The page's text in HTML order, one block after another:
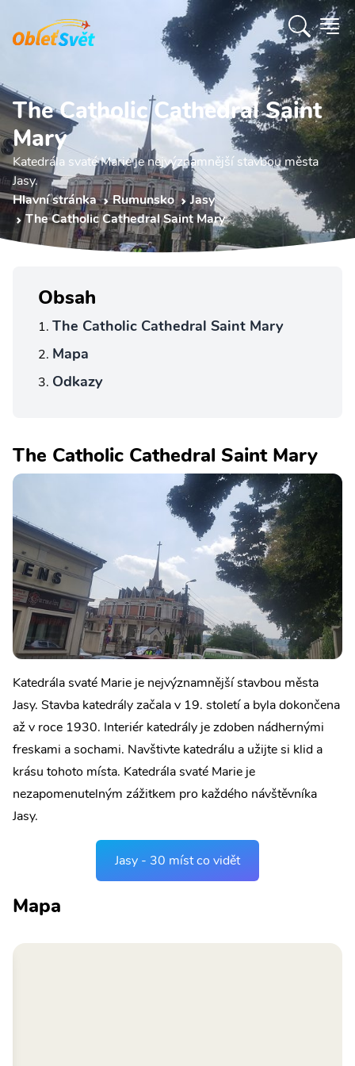
The Catholic Cathedral Saint
Mary
Katedrála svaté Marie je nejvýznamnější stavbou města
Jasy.
Hlavní stránka
Rumunsko
Jasy
The Catholic Cathedral Saint Mary
Obsah
The Catholic Cathedral Saint Mary
Mapa
Odkazy
The Catholic Cathedral Saint Mary
Katedrála svaté Marie je nejvýznamnější stavbou města
Jasy. Stavba katedrály začala v 19. století a byla dokončena
až v roce 1930. Interiér katedrály je zdoben nádhernými
freskami a sochami. Navštivte katedrálu a užijte si klid a
krásu tohoto místa. Katedrála svaté Marie je
nezapomenutelným zážitkem pro každého návštěvníka
Jasy.
Jasy - 30 míst co vidět
Mapa